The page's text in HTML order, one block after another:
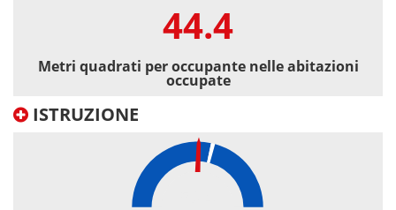
44.4
Metri quadrati per occupante nelle abitazioni
occupate
ISTRUZIONE